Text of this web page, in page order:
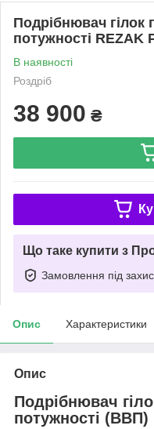
Подрібнювач гілок
потужності REZAK
В наявності
Роздріб
38 900 ₴
Що таке купити з
Замовлення під
Опис Характеристики
Опис
Подрібнювач
потужності (ВВП)